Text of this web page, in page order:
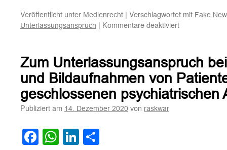
Veröffentlicht unter Medienrecht | Verschlagwortet mit Fake
Unterlassungsanspruch | Kommentare deaktiviertfür
Journalistin
und
Schriftstellerin
gegen
Zum Unterlassungsanspruch
und Bildaufnahmen von
geschlossenen psychiatrischen
Publiziert am 14. Dezember 2020 von raskwar
Facebook
WhatsApp
LinkedIn